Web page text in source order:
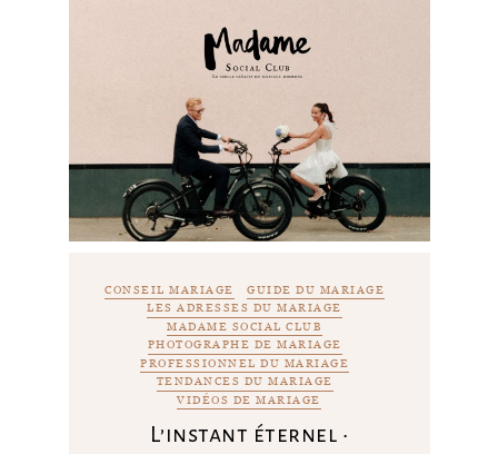
CONSEIL MARIAGE
GUIDE DU MARIAGE
LES ADRESSES DU MARIAGE
MADAME SOCIAL CLUB
PHOTOGRAPHE DE MARIAGE
PROFESSIONNEL DU MARIAGE
TENDANCES DU MARIAGE
VIDÉOS DE MARIAGE
L’instant éternel •